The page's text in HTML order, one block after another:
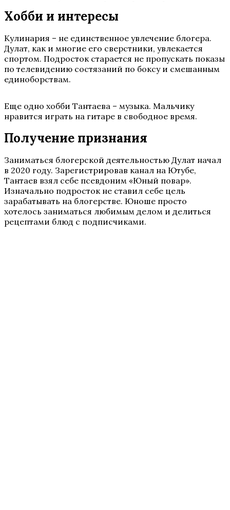
Хобби и интересы
Кулинария – не единственное увлечение блогера.
Дулат, как и многие его сверстники, увлекается
спортом. Подросток старается не пропускать показы
по телевидению состязаний по боксу и смешанным
единоборствам.
Еще одно хобби Тантаева – музыка. Мальчику
нравится играть на гитаре в свободное время.
Получение признания
Заниматься блогерской деятельностью Дулат начал
в 2020 году. Зарегистрировав канал на Ютубе,
Тантаев взял себе псевдоним «Юный повар».
Изначально подросток не ставил себе цель
зарабатывать на блогерстве. Юноше просто
хотелось заниматься любимым делом и делиться
рецептами блюд с подписчиками.